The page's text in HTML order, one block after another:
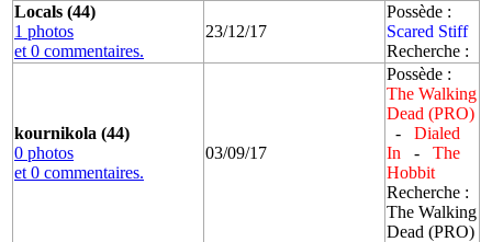
Locals (44)
1 photos
et 0 commentaires.
23/12/17
Possède :
Scared Stiff
Recherche :
kournikola (44)
0 photos
et 0 commentaires.
03/09/17
Possède :
The Walking
Dead (PRO)
- Dialed
In - The
Hobbit
Recherche :
The Walking
Dead (PRO)